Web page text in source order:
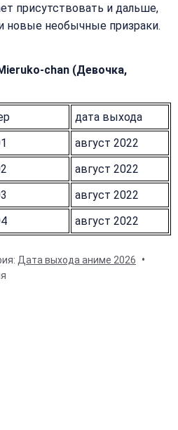
присутствовать и дальше,
новые необычные призраки.
chan (Девочка,
дата выхода
август 2022
август 2022
август 2022
август 2022
Дата выхода аниме 2026